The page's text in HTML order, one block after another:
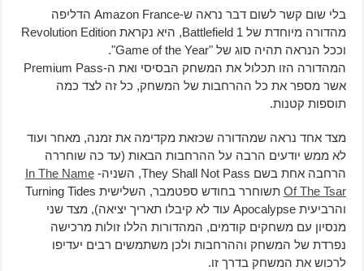
בלי שום קשר לשום דבר נראה ש-Amazon France הדליפה
מהדורה מיוחדת של Battlefield 1, היא נקראת Revolution Edition
וככל הנראה תהיה סוג של "Game of the Year".
המהדורה הזו תכלול את המשחק הבסיסי ואת ה-Premium Pass
אשר מספר את כל ההרחבות של המשחק, כל זה לצד כמה
תוספות קטנות.
מצד אחד נראה שמהדורה שכזאת מקדימה את זמנה, מאחר ועוד
לא ממש יודעים הרבה על ההרחבות הבאות (עד כה שוחררה
הרחבה אחת בשם They Shall Not Pass, השניה-
In The Name
Of The Tsar
תשוחרר בחודש ספטמבר, השלישית Turning Tides
והרביעית Apocalypse עוד לא קיבלו תאריך יציאה), מצד שני
מנסיון עם משחקים קודמים, המהדורות הללו זולות מרכישה
נפרדת של המשחק וההרחבות ולכן משתמשים רבים יעדיפו
לרכוש את המשחק בדרך זו.